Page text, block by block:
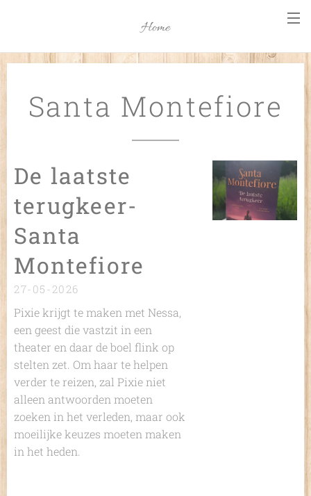
Home
Santa Montefiore
De laatste
terugkeer-
Santa
Montefiore
27-05-2026
Pixie krijgt te maken met Nessa,
een geest die vastzit in een
theater en daar de boel flink op
stelten zet. Om haar te helpen
verder te reizen, zal Pixie niet
alleen antwoorden moeten
zoeken in het verleden, maar ook
moeilijke keuzes moeten maken
in het heden.